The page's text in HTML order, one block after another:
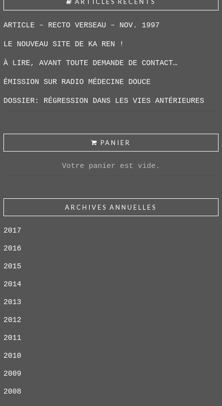
ARTICLE – RECTO VERSEAU – NOV. 1997
LE NOUVEAU SITE DE KA REN !
À LIRE, AVANT TOUTE DEMANDE DE CONTACT…
ÉMISSION SUR RADIO MÉDECINE DOUCE
DOSSIER: RÉGRESSION DANS LES VIES ANTÉRIEURES
PANIER
Votre panier est vide.
ARCHIVES ANNUELLES
2017
2016
2015
2014
2013
2012
2011
2010
2009
2008